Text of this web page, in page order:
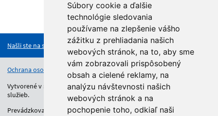
Súbory cookie a ďalšie
technológie sledovania
používame na zlepšenie vášho
zážitku z prehliadania našich
webových stránok, na to, aby sme
vám zobrazovali prispôsobený
obsah a cielené reklamy, na
analýzu návštevnosti našich
webových stránok a na
pochopenie toho, odkiaľ naši
Našli ste na stránke chybu?
Ochrana osobných údajov Vyhlásenie o prístupnosti Kontakt
Vytvorené v súlade s Jednotným dizajn manuálom elektronických
služieb.
Prevádzkovateľom služby je Regionálny úrad školskej správy.